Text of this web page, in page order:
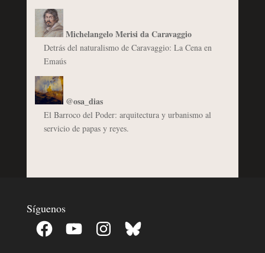
Michelangelo Merisi da Caravaggio
Detrás del naturalismo de Caravaggio: La Cena en
Emaús
@osa_dias
El Barroco del Poder: arquitectura y urbanismo al
servicio de papas y reyes.
Síguenos
Facebook YouTube InstagramBluesky